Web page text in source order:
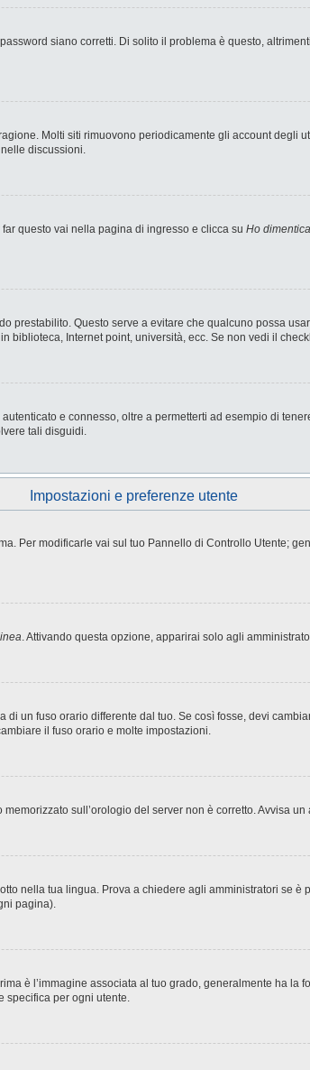
siano corretti. Di solito il problema è questo,
Molti siti rimuovono periodicamente gli account
discussioni.
questo vai nella pagina di ingresso e clicca su Ho
prestabilito. Questo serve a evitare che qualcuno possa
Internet point, università, ecc. Se non vedi il
e connesso, oltre a permetterti ad esempio di
tali disguidi.
Impostazioni e preferenze utente
Per modificarle vai sul tuo Pannello di Controllo Utente;
. Attivando questa opzione, apparirai solo agli
di un fuso orario differente dal tuo. Se così fosse, devi
il fuso orario e molte impostazioni.
sull’orologio del server non è corretto. Avvisa
nella tua lingua. Prova a chiedere agli amministratori se
pagina).
è l’immagine associata al tuo grado, generalmente ha
specifica per ogni utente.